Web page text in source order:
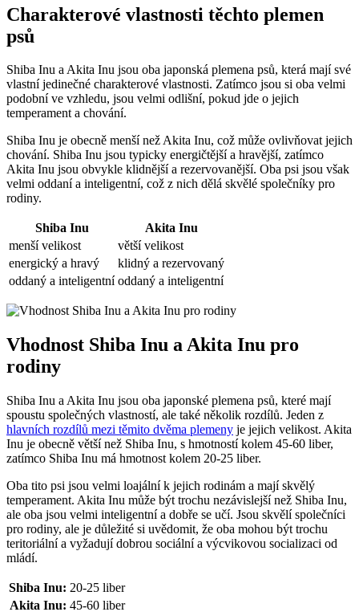
Charakterové vlastnosti těchto plemen
psů
Shiba Inu a Akita Inu jsou oba japonská plemena psů, která mají své
vlastní jedinečné charakterové vlastnosti. Zatímco jsou si oba velmi
podobní ve vzhledu, jsou velmi odlišní, pokud jde o jejich
temperament a chování.
Shiba Inu je obecně menší než Akita Inu, což může ovlivňovat jejich
chování. Shiba Inu jsou typicky energičtější a hravější, zatímco
Akita Inu jsou obvykle klidnější a rezervovanější. Oba psi jsou však
velmi oddaní a inteligentní, což z nich dělá skvělé společníky pro
rodiny.
Shiba Inu
Akita Inu
menší velikost
větší velikost
energický a hravý
klidný a rezervovaný
oddaný a inteligentní oddaný a inteligentní
Vhodnost Shiba Inu a Akita Inu pro
rodiny
Shiba Inu a Akita Inu jsou oba japonské plemena psů, které mají
spoustu společných vlastností, ale také několik rozdílů. Jeden z
hlavních rozdílů mezi těmito dvěma plemeny je jejich velikost. Akita
Inu je obecně větší než Shiba Inu, s hmotností kolem 45-60 liber,
zatímco Shiba Inu má hmotnost kolem 20-25 liber.
Oba tito psi jsou velmi loajální k jejich rodinám a mají skvělý
temperament. Akita Inu může být trochu nezávislejší než Shiba Inu,
ale oba jsou velmi inteligentní a dobře se učí. Jsou skvělí společníci
pro rodiny, ale je důležité si uvědomit, že oba mohou být trochu
teritoriální a vyžadují dobrou sociální a výcvikovou socializaci od
mládí.
Shiba Inu: 20-25 liber
Akita Inu: 45-60 liber